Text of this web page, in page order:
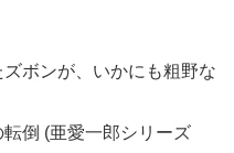
ボンが、いかにも粗野な
転倒 (亜愛一郎シリーズ